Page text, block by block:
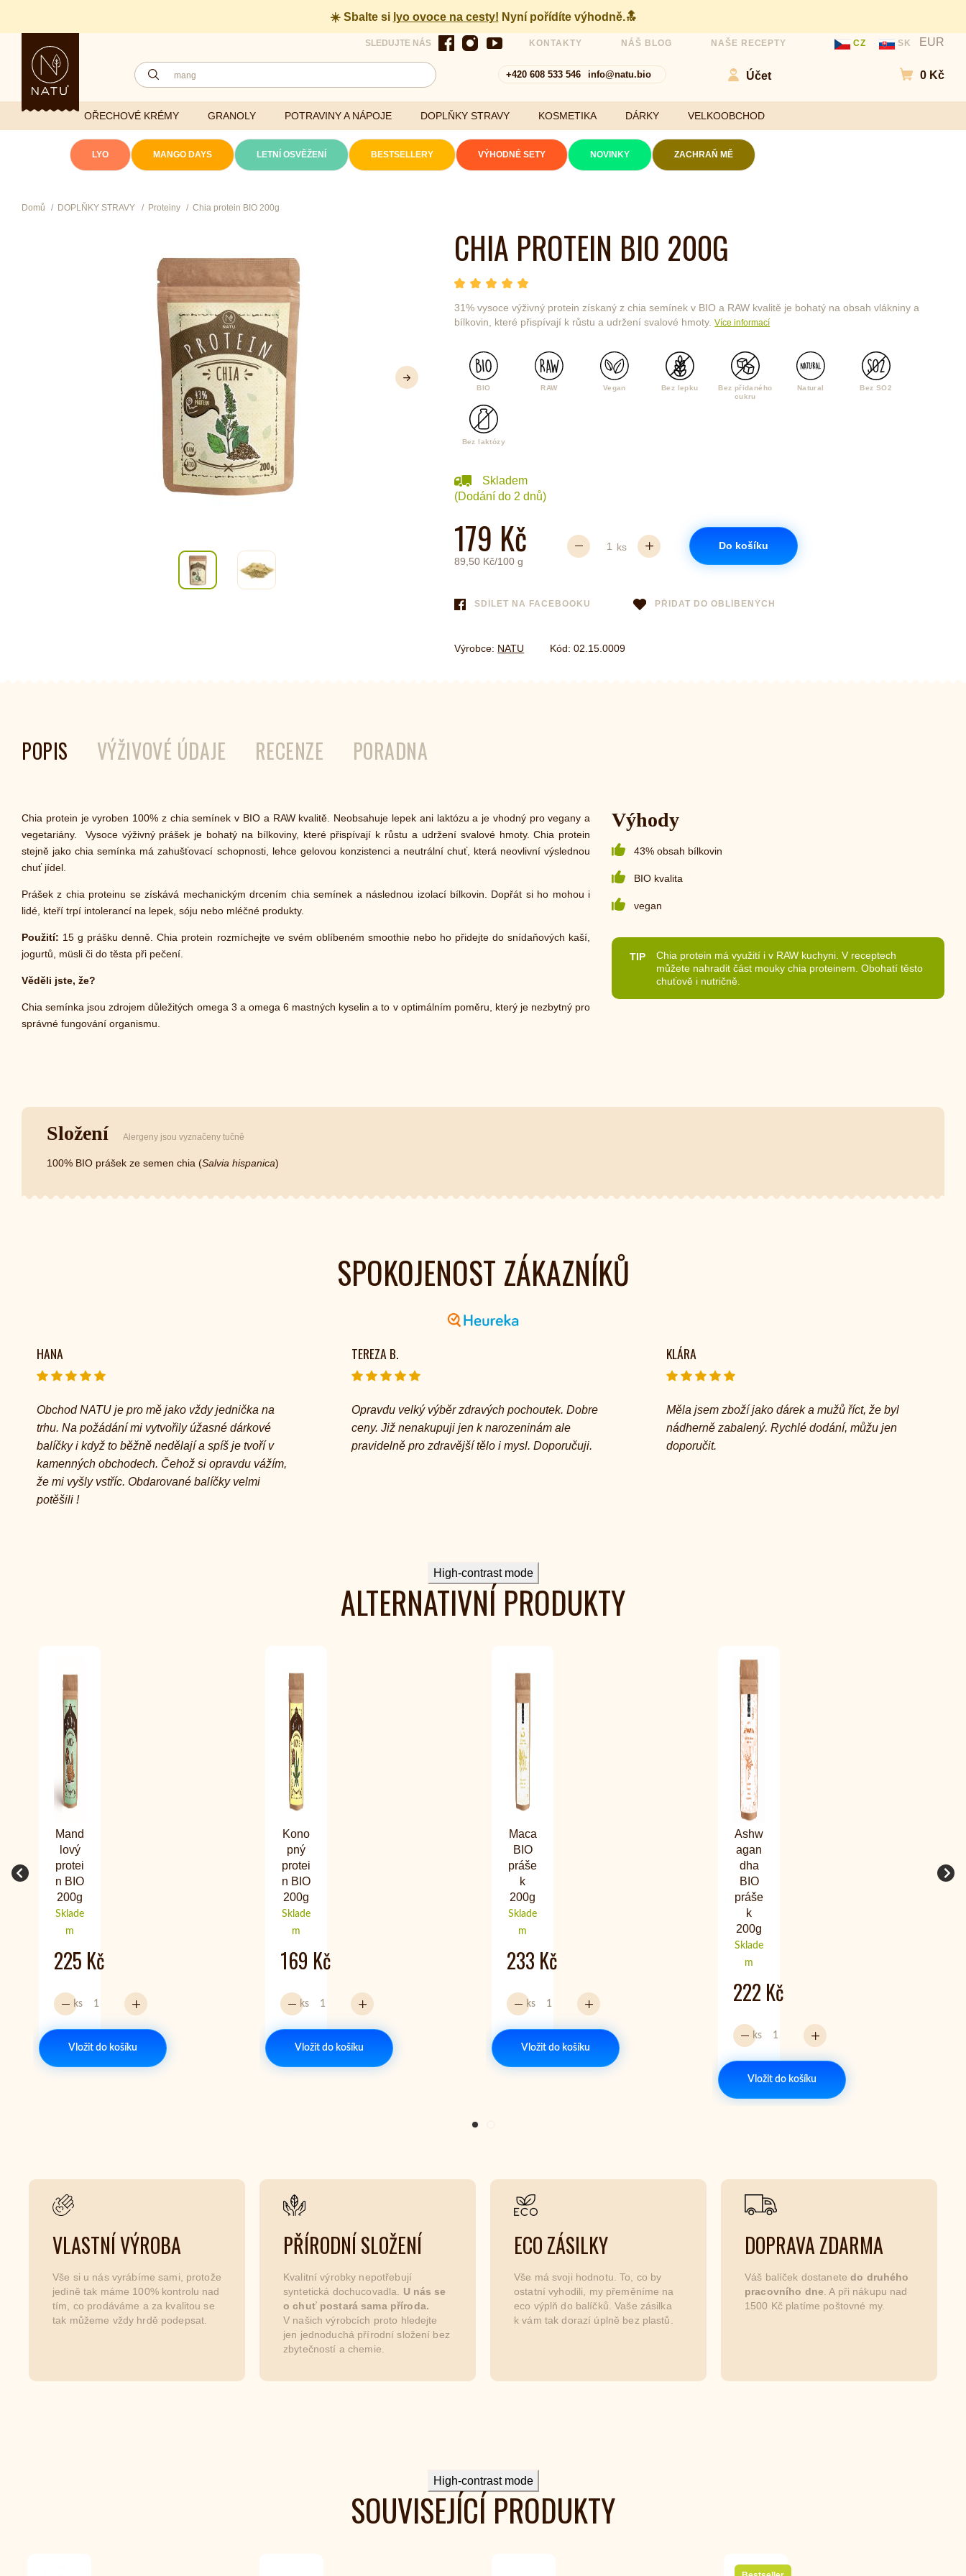
☀️ Sbalte si lyo ovoce na cesty! Nyní pořídíte výhodně.🔝
SLEDUJTE NÁS KONTAKTY NÁŠ BLOG NAŠE RECEPTY CZ SK EUR
+420 608 533 546 info@natu.bio Účet
Přejít
0 Kč
OŘECHOVÉ KRÉMY GRANOLY POTRAVINY A NÁPOJE
Lyofilizovaná
Ořechy a semínka
ořechy
Ovocné kuličky a
Bezlepkové tyčinky
Energetické nápoje
Porcované
Sypané
Láhve
Kokosové nádobí
DOPLŇKY STRAVY
Přírodní extrakty
KOSMETIKA DÁRKY VELKOOBCHOD
LYO MANGO DAYS LETNÍ OSVĚŽENÍ BESTSELLERY VÝHODNÉ SETY NOVINKY ZACHRAŇ MĚ
Domů DOPLŇKY STRAVY Proteiny Chia protein BIO 200g
Další
CHIA PROTEIN BIO 200G
hvězda 1
hvězda 2
hvězda 3
hvězda 4
31% vysoce výživný protein získaný z chia semínek v BIO a RAW kvalitě je bohatý na obsah vlákniny a
bílkovin, které přispívají k růstu a udržení svalové hmoty.Více informací
BIO RAW Vegan Bez lepku
Bez přidaného
cukru
Natural Bez SO2
Bez laktózy
Skladem
(Dodání do 2 dnů)
179 Kč
89,50 Kč/100 g
ks Do košíku
SDÍLET NA FACEBOOKU PŘIDAT DO OBLÍBENÝCH
Výrobce: NATU Kód:02.15.0009
POPIS VÝŽIVOVÉ ÚDAJE RECENZE PORADNA
Chia protein je vyroben 100% z chia semínek v BIO a RAW kvalitě. Neobsahuje lepek ani laktózu a je vhodný pro vegany a
vegetariány. Vysoce výživný prášek je bohatý na bílkoviny, které přispívají k růstu a udržení svalové hmoty. Chia protein
stejně jako chia semínka má zahušťovací schopnosti, lehce gelovou konzistenci a neutrální chuť, která neovlivní výslednou
chuť jídel.
Prášek z chia proteinu se získává mechanickým drcením chia semínek a následnou izolací bílkovin. Dopřát si ho mohou i
lidé, kteří trpí intolerancí na lepek, sóju nebo mléčné produkty.
Použití: 15 g prášku denně. Chia protein rozmíchejte ve svém oblíbeném smoothie nebo ho přidejte do snídaňových kaší,
jogurtů, müsli či do těsta při pečení.
Věděli jste, že?
Chia semínka jsou zdrojem důležitých omega 3 a omega 6 mastných kyselin a to v optimálním poměru, který je nezbytný pro
správné fungování organismu.
Výhody
43% obsah bílkovin
BIO kvalita
vegan
TIP
Chia protein má využití i v RAW kuchyni. V receptech
můžete nahradit část mouky chia proteinem. Obohatí těsto
chuťově i nutričně.
Složení Alergeny jsou vyznačeny tučně
100% BIO prášek ze semen chia (Salvia hispanica)
SPOKOJENOST ZÁKAZNÍKŮ
HANA
Obchod NATU je pro mě jako vždy jednička na
trhu. Na požádání mi vytvořily úžasné dárkové
balíčky i když to běžně nedělají a spíš je tvoří v
kamenných obchodech. Čehož si opravdu vážím,
že mi vyšly vstříc. Obdarované balíčky velmi
potěšili !
TEREZA B.
Opravdu velký výběr zdravých pochoutek. Dobre
ceny. Již nenakupuji jen k narozeninám ale
pravidelně pro zdravější tělo i mysl. Doporučuji.
KLÁRA
Měla jsem zboží jako dárek a mužů říct, že byl
nádherně zabalený. Rychlé dodání, můžu jen
doporučit.
High-contrast mode
ALTERNATIVNÍ PRODUKTY
Mand
lový
protei
n BIO
200g
Sklade
m
225 Kč
ks
Vložit do košíku
Kono
pný
protei
n BIO
200g
Sklade
m
169 Kč
ks
Vložit do košíku
Maca
BIO
práše
k
200g
Sklade
m
233 Kč
ks
Vložit do košíku
Ashw
agan
dha
BIO
práše
k
200g
Sklade
m
222 Kč
ks
Vložit do košíku
VLASTNÍ VÝROBA
Vše si u nás vyrábíme sami, protože
jedině tak máme 100% kontrolu nad
tím, co prodáváme a za kvalitou se
tak můžeme vždy hrdě podepsat.
PŘÍRODNÍ SLOŽENÍ
Kvalitní výrobky nepotřebují
syntetická dochucovadla. U nás se
o chuť postará sama příroda.
V našich výrobcích proto hledejte
jen jednoduchá přírodní složení bez
zbytečností a chemie.
ECO ZÁSILKY
Vše má svoji hodnotu. To, co by
ostatní vyhodili, my přeměníme na
eco výplň do balíčků. Vaše zásilka
k vám tak dorazí úplně bez plastů.
DOPRAVA ZDARMA
Váš balíček dostanetedo druhého
pracovního dne . A při nákupu nad
1500 Kč platíme poštovné my.
High-contrast mode
SOUVISEJÍCÍ PRODUKTY